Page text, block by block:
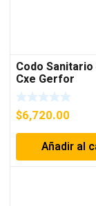
Codo Sanitario
Cxe Gerfor
$6,720.00
Añadir al